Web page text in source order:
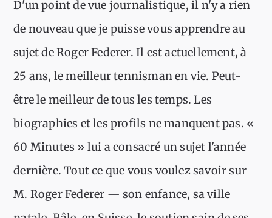
D'un point de vue journalistique, il n'y a rien
de nouveau que je puisse vous apprendre au
sujet de Roger Federer. Il est actuellement, à
25 ans, le meilleur tennisman en vie. Peut-
être le meilleur de tous les temps. Les
biographies et les profils ne manquent pas. «
60 Minutes » lui a consacré un sujet l'année
dernière. Tout ce que vous voulez savoir sur
M. Roger Federer — son enfance, sa ville